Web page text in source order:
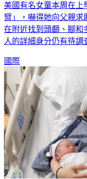
美國有名女童本周在上
臂」，嚇得她向父親求
在附近找到頭顱、腳和
人的詳細身分仍有待調
國際